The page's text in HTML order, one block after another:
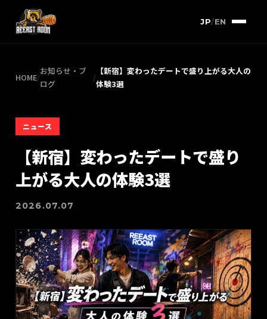
JP/EN
HOME/
お知らせ・ブ
ログ
/
【新宿】変わったデートで盛り上がる大人の
体験3選
ニュース
【新宿】変わったデートで盛り
上がる大人の体験3選
2026.07.07